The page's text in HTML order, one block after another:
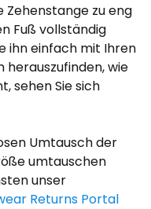
Zehenstange zu eng
Fuß vollständig
ihn einfach mit Ihren
herauszufinden, wie
sehen Sie sich
Umtausch der
umtauschen
unser
Returns Portal